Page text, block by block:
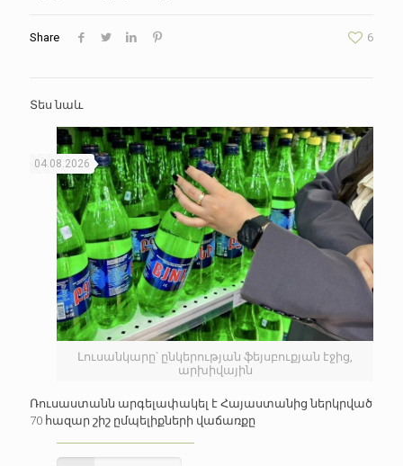
Share 6
Տես նաև
Լուսանկարը՝ ընկերության ֆեյսբուքյան էջից,
արխիվային
04.08.2026
Ռուսաստանն արգելափակել է Հայաստանից ներկրված
70 հազար շիշ ըմպելիքների վաճառքը